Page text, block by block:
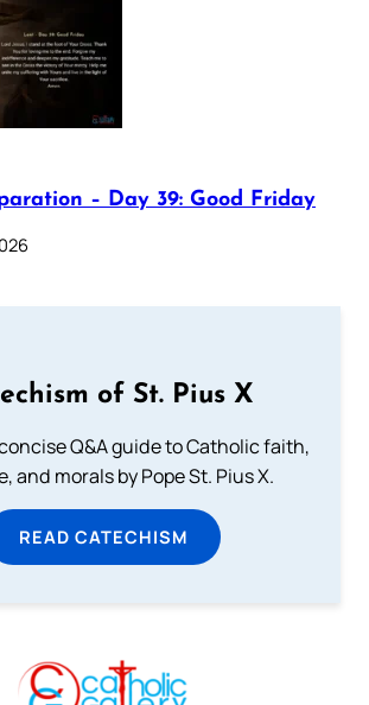
– Day 39: Good Friday
of St. Pius X
Q&A guide to Catholic faith,
and morals by Pope St. Pius X.
READ CATECHISM